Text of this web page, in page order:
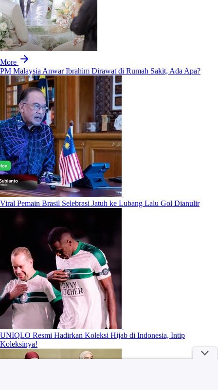
More
PM Malaysia Anwar Ibrahim Dirawat di Rumah Sakit, Ada Apa?
Viral Pemain Brasil Selebrasi Jatuh ke Lubang Lalu Gol Dianulir
UNIQLO Resmi Hadirkan Koleksi Hijab di Indonesia, Intip
Koleksinya!